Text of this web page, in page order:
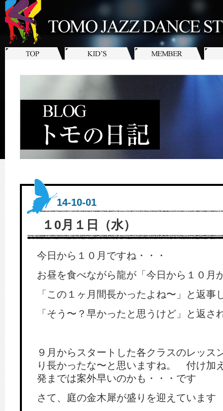
14-10-01
１0月１日（水）
今日から１０月ですね・・・
お昼を食べながら龍が「今日から１０月
「この１ヶ月間長かったよね〜」と返事
「そう〜？早かったと思うけど」と返さ
９月からスタートした各クラスのレッス
り長かったな〜と思いますね。 付け加
発までは案外早いのかも・・・です
さて、庭の金木犀が盛りを迎えています